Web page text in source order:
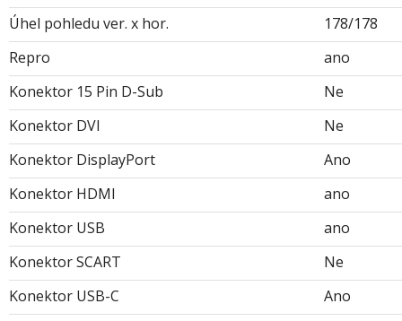
Úhel pohledu ver. x hor.
178/178
Repro
ano
Konektor 15 Pin D-Sub
Ne
Konektor DVI
Ne
Konektor DisplayPort
Ano
Konektor HDMI
ano
Konektor USB
ano
Konektor SCART
Ne
Konektor USB-C
Ano